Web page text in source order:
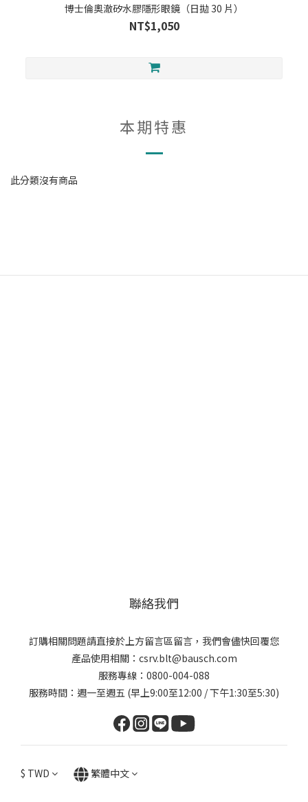
博士倫奧澈矽水膠隱形眼鏡（日拋 30 片）
NT$1,050
本期特惠
此分類沒有商品
聯絡我們
訂購相關問題請直接於上方留言區留言，我們會儘快回覆您
產品使用相關：csrv.blt@bausch.com
服務專線：0800-004-088
服務時間：週一至週五 (早上9:00至12:00 / 下午1:30至5:30)
$ TWD 繁體中文